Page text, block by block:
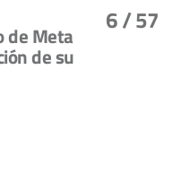
6/ 57
de Meta
de su